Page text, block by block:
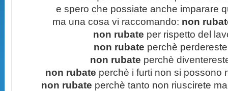
e spero che possiate anche imparare
ma una cosa vi raccomando: non
non rubate per rispetto del
non rubate perchè
non rubate perchè
non rubate perchè i furti non si possono
non rubate perchè tanto non riuscirete